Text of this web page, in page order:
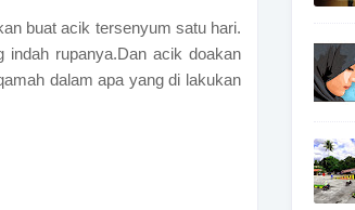
buat acik tersenyum satu hari.
indah rupanya.Dan acik doakan
dalam apa yang di lakukan